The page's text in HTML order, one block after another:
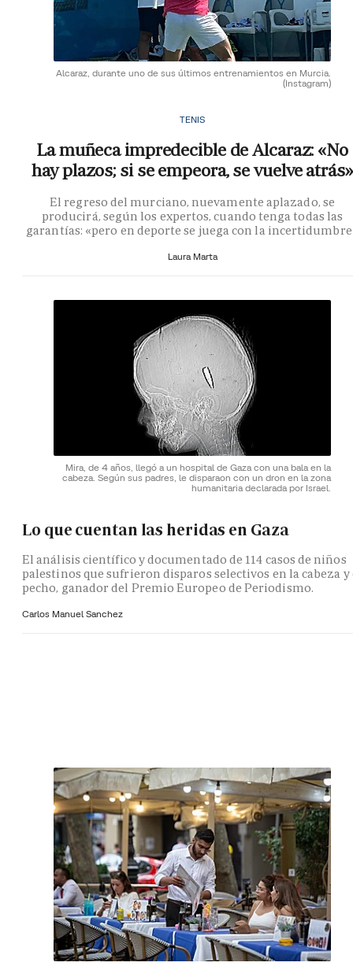
Alcaraz, durante uno de sus últimos entrenamientos en Murcia.
(Instagram)
TENIS
La muñeca impredecible de Alcaraz: «No
hay plazos; si se empeora, se vuelve atrás»
El regreso del murciano, nuevamente aplazado, se
producirá, según los expertos, cuando tenga todas las
garantías: «pero en deporte se juega con la
Laura Marta
Mira, de 4 años, llegó a un hospital de Gaza con una bala en la
cabeza. Según sus padres, le disparaon con un dron en la zona
humanitaria declarada por Israel.
Lo que cuentan las heridas en Gaza
El análisis científico y documentado de 114 casos de niños
palestinos que sufrieron disparos selectivos en la cabeza y
pecho, ganador del Premio Europeo de Periodismo.
Carlos Manuel Sanchez